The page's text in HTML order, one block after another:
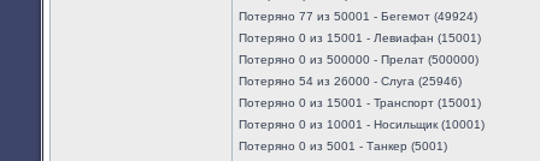
Потеряно 77 из 50001 - Бегемот (49924)
Потеряно 0 из 15001 - Левиафан (15001)
Потеряно 0 из 500000 - Прелат (500000)
Потеряно 54 из 26000 - Слуга (25946)
Потеряно 0 из 15001 - Транспорт (15001)
Потеряно 0 из 10001 - Носильщик (10001)
Потеряно 0 из 5001 - Танкер (5001)